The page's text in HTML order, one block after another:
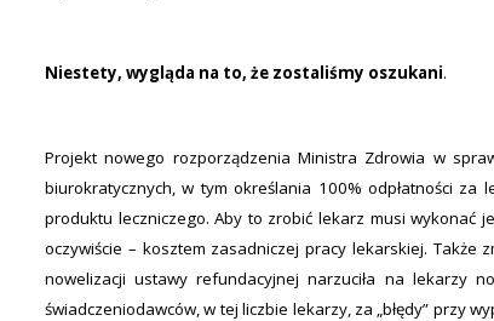
Niestety, wygląda na to, że zostaliśmy oszukani.
Projekt nowego rozporządzenia Ministra Zdrowia w
biurokratycznych, w tym określania 100% odpłatności
produktu leczniczego. Aby to zrobić lekarz musi wykonać
oczywiście – kosztem zasadniczej pracy lekarskiej.
nowelizacji ustawy refundacyjnej narzuciła na lekarzy
świadczeniodawców, w tej liczbie lekarzy, za „błędy” przy